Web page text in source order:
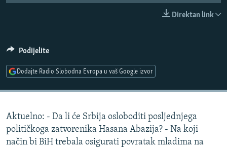
SPECIJALI RSE
VIŠE OD NASLOVA
TV LIBERTY
POST SCRIPTUM
PRATITE NAS
Sve RFE/RL stranice
Direktan link
Podijelite
Dodajte Radio Slobodna Evropa u vaš Google izvor
Aktuelno: - Da li će Srbija osloboditi posljednjega
političkoga zatvorenika Hasana Abazija? - Na koji
način bi BiH trebala osigurati povratak mladima na